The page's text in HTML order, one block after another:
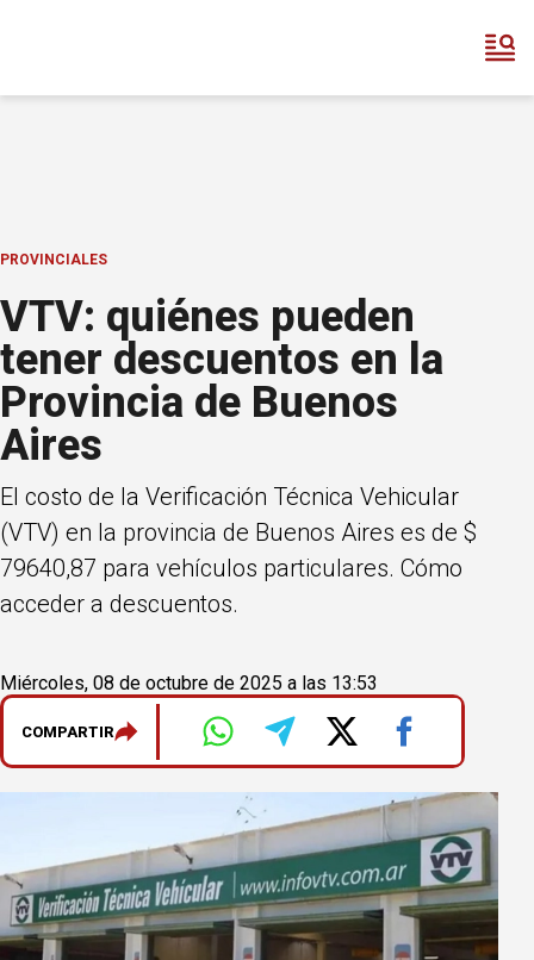
PROVINCIALES
VTV: quiénes pueden
tener descuentos en la
Provincia de Buenos
Aires
El costo de la Verificación Técnica Vehicular
(VTV) en la provincia de Buenos Aires es de $
79640,87 para vehículos particulares. Cómo
acceder a descuentos.
Miércoles, 08 de octubre de 2025 a las 13:53
COMPARTIR